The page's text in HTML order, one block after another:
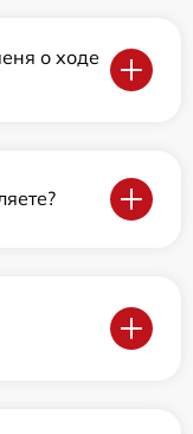
о ходе